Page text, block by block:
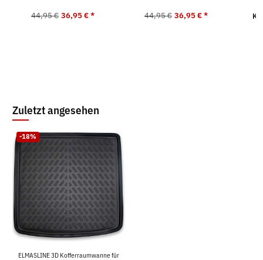
44,95 € 36,95 €* 44,95 € 36,95 €*
Zuletzt angesehen
-18%
ELMASLINE 3D Kofferraumwanne für